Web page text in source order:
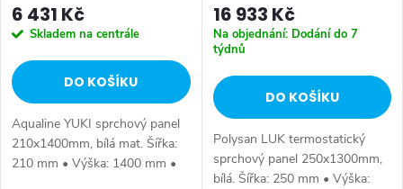
6 431 Kč
Skladem na centrále
DO KOŠÍKU
Aqualine YUKI sprchový panel
210x1400mm, bílá mat. Šířka:
210 mm • Výška: 1400 mm •
16 933 Kč
Na objednání: Dodání do 7
týdnů
DO KOŠÍKU
Polysan LUK termostatický
sprchový panel 250x1300mm,
bílá. Šířka: 250 mm • Výška: